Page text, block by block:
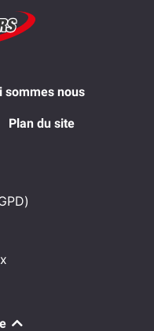
sommes nous
Plan du site